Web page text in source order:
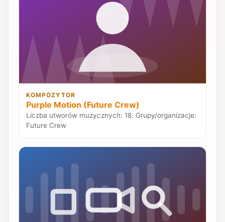
KOMPOZYTOR
Purple Motion (Future Crew)
Liczba utworów muzycznych: 18. Grupy/organizacje:
Future Crew